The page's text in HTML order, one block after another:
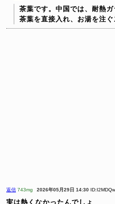
茶葉です。中国では、耐熱
茶葉を直接入れ、お湯を注ぐ
返信 743mg 2026年05月29日 14:30
実は熱くなかったんでしょ